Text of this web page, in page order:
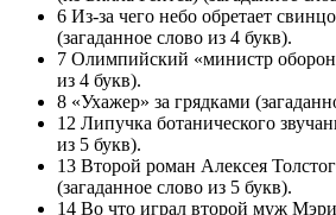
6 Из-за чего небо обретает
(загаданное слово из 4 букв).
7 Олимпийский «министр
из 4 букв).
8 «Ухажер» за грядками
12 Липучка ботанического
из 5 букв).
13 Второй роман Алексея
(загаданное слово из 5 букв).
14 Во что играл второй муж